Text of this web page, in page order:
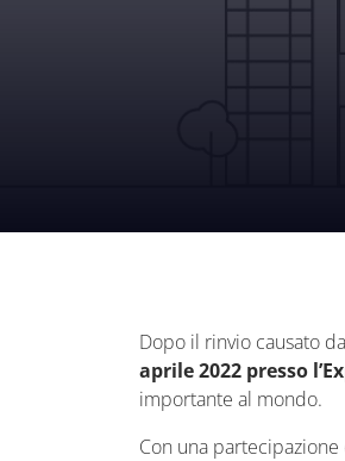
Dopo il rinvio causato
aprile 2022 presso
importante al mondo.
Con una